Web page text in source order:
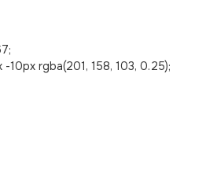
rgba(201, 158, 103, 0.25);